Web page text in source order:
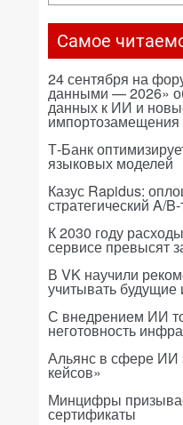
Самое
24 сентября на
данными — 2026»
данных к ИИ и
импортозамещения
Т-Банк
языковых моделей
Казус Rapidus:
стратегический A/B-
К 2030 году
сервисе превысят
В VK научили
учитывать будущие
С внедрением ИИ
неготовность
Альянс в сфере ИИ
кейсов»
Минцифры
сертификаты